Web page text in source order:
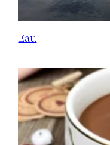
Eau